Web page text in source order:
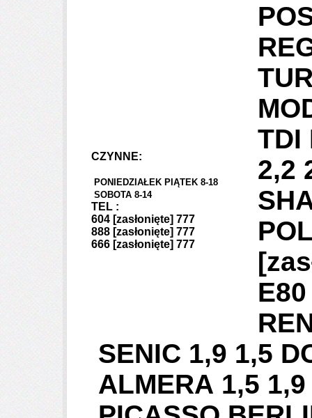
CZYNNE:
PONIEDZIAŁEK PIĄTEK 8-18
SOBOTA 8-14
TEL :
604 [zasłonięte] 777
888 [zasłonięte] 777
666 [zasłonięte] 777
TDI
2,2
SENIC 1,9 1,5
ALMERA 1,5